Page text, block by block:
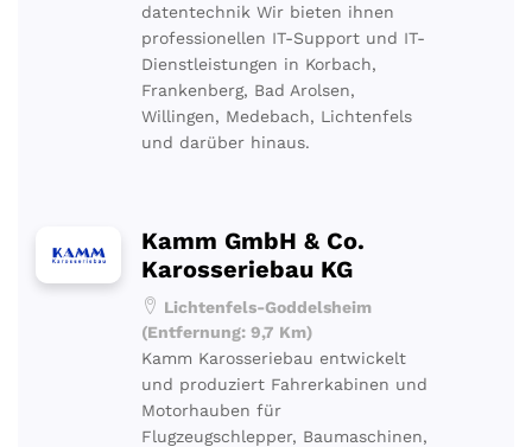
datentechnik Wir bieten ihnen
professionellen IT-Support und IT-
Dienstleistungen in Korbach,
Frankenberg, Bad Arolsen,
Willingen, Medebach, Lichtenfels
und darüber hinaus.
Kamm GmbH & Co.
Karosseriebau KG
Lichtenfels-Goddelsheim
(Entfernung: 9,7 Km)
Kamm Karosseriebau entwickelt
und produziert Fahrerkabinen und
Motorhauben für
Flugzeugschlepper, Baumaschinen,